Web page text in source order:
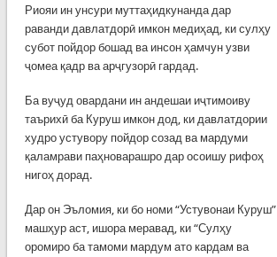
Риояи ин унсури муттаҳидкунанда дар
раванди давлатдорӣ имкон медиҳад, ки сулҳу
субот пойдор бошад ва инсон ҳамчун узви
ҷомеа қадр ва арҷгузорӣ гардад.
Ба вуҷуд овардани ин андешаи иҷтимоиву
таърихӣ ба Куруш имкон дод, ки давлатдории
худро устувору пойдор созад ва мардуми
қаламрави паҳноварашро дар осоишу рифоҳ
нигоҳ дорад.
Дар он Эъломия, ки бо номи “Устувонаи Куруш”
машҳур аст, ишора меравад, ки “Сулҳу
оромиро ба тамоми мардум ато кардам ва